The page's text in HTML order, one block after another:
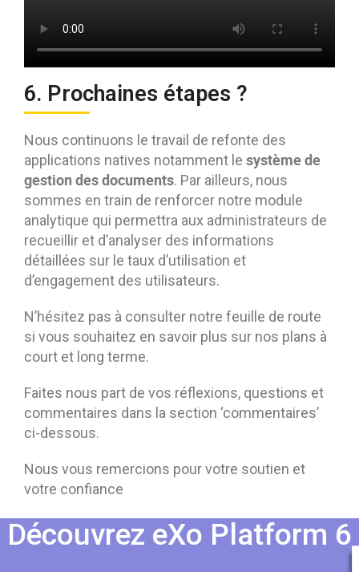
6. Prochaines étapes ?
Nous continuons le travail de refonte des
applications natives notamment le système de
gestion des documents. Par ailleurs, nous
sommes en train de renforcer notre module
analytique qui permettra aux administrateurs de
recueillir et d’analyser des informations
détaillées sur le taux d’utilisation et
d’engagement des utilisateurs.
N’hésitez pas à consulter notre feuille de route
si vous souhaitez en savoir plus sur nos plans à
court et long terme.
Faites nous part de vos réflexions, questions et
commentaires dans la section ‘commentaires’
ci-dessous.
Nous vous remercions pour votre soutien et
votre confiance
Découvrez eXo Platform 6